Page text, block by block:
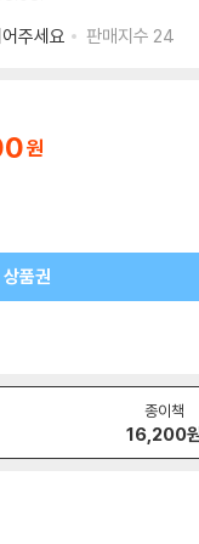
주세요
판매지수 24
품권
종이책
16,200